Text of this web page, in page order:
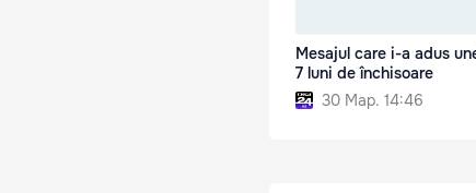
Mesajul care i-a adus
7 luni de închisoare
30 Мар. 14:46